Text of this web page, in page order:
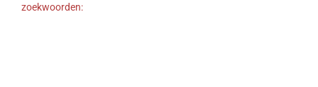
zoekwoorden: